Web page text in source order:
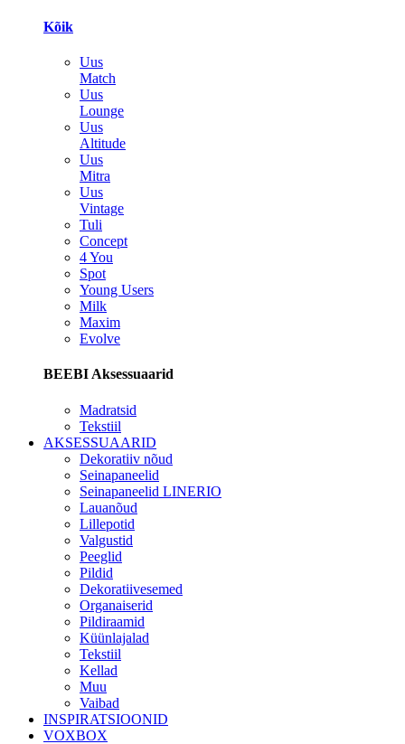
Kõik
Uus
Match
Uus
Lounge
Uus
Altitude
Uus
Mitra
Uus
Vintage
Tuli
Concept
4 You
Spot
Young Users
Milk
Maxim
Evolve
BEEBI Aksessuaarid
Madratsid
Tekstiil
AKSESSUAARID
Dekoratiiv nõud
Seinapaneelid
Seinapaneelid LINERIO
Lauanõud
Lillepotid
Valgustid
Peeglid
Pildid
Dekoratiivesemed
Organaiserid
Pildiraamid
Küünlajalad
Tekstiil
Kellad
Muu
Vaibad
INSPIRATSIOONID
VOXBOX